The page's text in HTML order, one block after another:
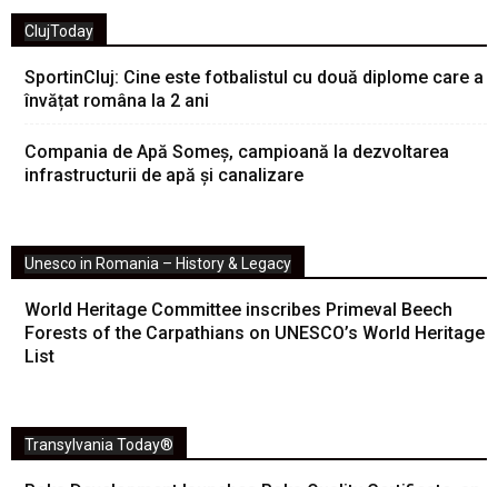
ClujToday
SportinCluj: Cine este fotbalistul cu două diplome care a
învățat româna la 2 ani
Compania de Apă Someș, campioană la dezvoltarea
infrastructurii de apă și canalizare
Unesco in Romania – History & Legacy
World Heritage Committee inscribes Primeval Beech
Forests of the Carpathians on UNESCO’s World Heritage
List
Transylvania Today®